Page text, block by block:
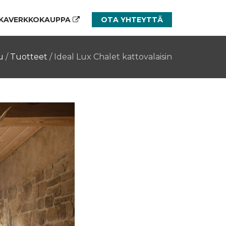
OTA YHTEYTTÄ
/ Tuotteet / Ideal Lux Chalet kattovalaisin